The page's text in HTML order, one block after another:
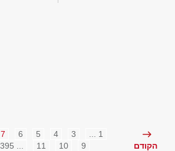
הקודם
1 ...
3
4
5
6
7
9
10
11